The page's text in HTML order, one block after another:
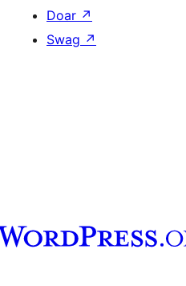
Doar ↗
Swag ↗